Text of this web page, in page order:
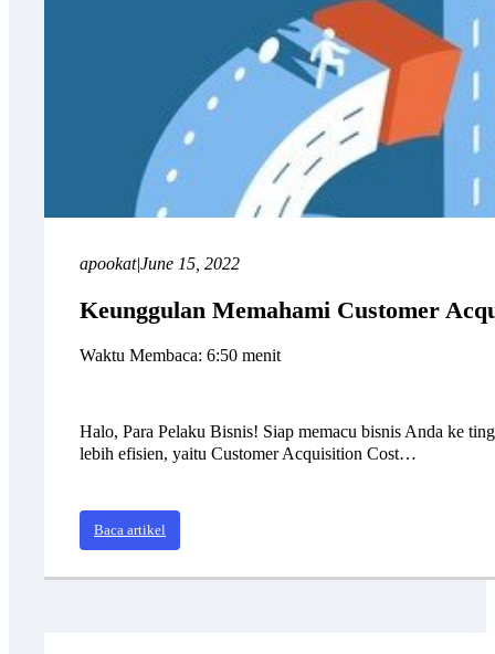
apookat|June 15, 2022
Keunggulan Memahami Customer
Waktu Membaca: 6:50 menit
Halo, Para Pelaku Bisnis! Siap memacu bisnis Anda ke
lebih efisien, yaitu Customer Acquisition Cost…
Baca artikel